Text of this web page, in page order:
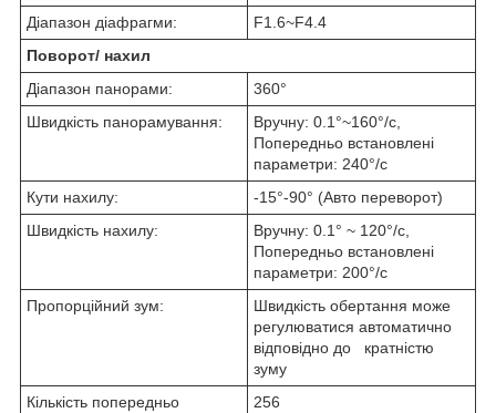
Діапазон діафрагми:
F1.6~F4.4
Поворот/ нахил
Діапазон панорами:
360°
Швидкість панорамування:
Вручну: 0.1°~160°/с,
Попередньо встановлені
параметри: 240°/с
Кути нахилу:
-15°-90° (Авто переворот)
Швидкість нахилу:
Вручну: 0.1° ~ 120°/с,
Попередньо встановлені
параметри: 200°/с
Пропорційний зум:
Швидкість обертання може
регулюватися автоматично
відповідно до кратністю
зуму
Кількість попередньо
256